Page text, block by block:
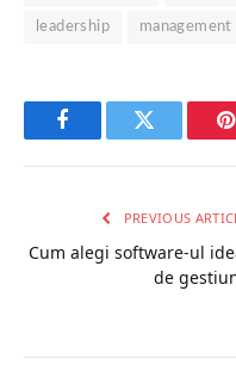
leadership
FacebookTwitter
PREVIOUS
Cum alegi software-ul
de